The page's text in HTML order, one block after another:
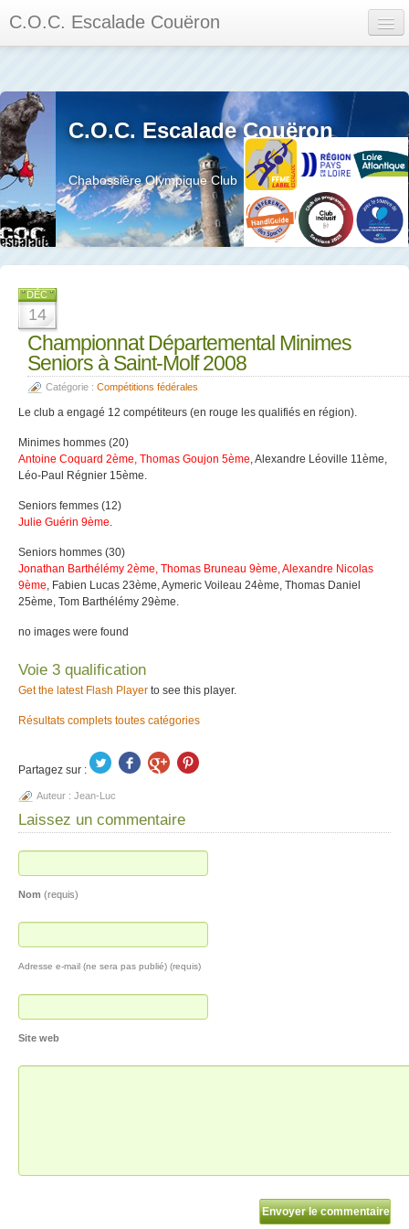
C.O.C. Escalade Couëron
Calendrier des événements et des compétitions
Les membres
Les séances
Privée
La salle et le mur
C.O.C. Escalade Couëron
Chabossière Olympique Club
DÉC
14
Championnat Départemental Minimes
Seniors à Saint-Molf 2008
Catégorie : Compétitions fédérales
Le club a engagé 12 compétiteurs (en rouge les qualifiés en région).
Minimes hommes (20)
Antoine Coquard 2ème, Thomas Goujon 5ème, Alexandre Léoville 11ème,
Léo-Paul Régnier 15ème.
Seniors femmes (12)
Julie Guérin 9ème.
Seniors hommes (30)
Jonathan Barthélémy 2ème, Thomas Bruneau 9ème, Alexandre Nicolas
9ème, Fabien Lucas 23ème, Aymeric Voileau 24ème, Thomas Daniel
25ème, Tom Barthélémy 29ème.
no images were found
Voie 3 qualification
Get the latest Flash Player to see this player.
Résultats complets toutes catégories
Partagez sur :
Auteur : Jean-Luc
Laissez un commentaire
Nom (requis)
Adresse e-mail (ne sera pas publié) (requis)
Site web